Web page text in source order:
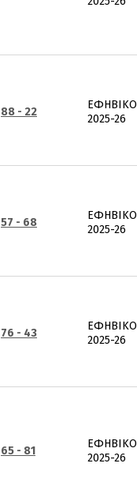
88 - 22
ΕΦΗΒΙΚΟ
2025-26
57 - 68
ΕΦΗΒΙΚΟ
2025-26
76 - 43
ΕΦΗΒΙΚΟ
2025-26
65 - 81
ΕΦΗΒΙΚΟ
2025-26